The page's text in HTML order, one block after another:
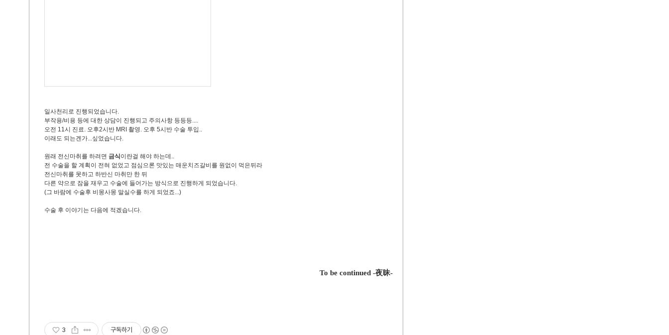
일사천리로 진행되었습니다.
부작용/비용 등에 대한 상담이 진행되고 주의사항 등등등....
오전 11시 진료. 오후2시반 MRI 촬영. 오후 5시반 수술 투입..
이래도 되는겐가...싶었습니다.
원래 전신마취를 하려면 금식이란걸 해야 하는데..
전 수술을 할 계획이 전혀 없었고 점심으론 맛있는 매운치즈갈비를 원없이 먹은뒤라
전신마취를 못하고 하반신 마취만 한 뒤
다른 약으로 잠을 재우고 수술에 들어가는 방식으로 진행하게 되었습니다.
(그 바람에 수술후 비몽사몽 말실수를 하게 되었죠...)
수술 후 이야기는 다음에 적겠습니다.
To be continued -夜昧-
3 구독하기